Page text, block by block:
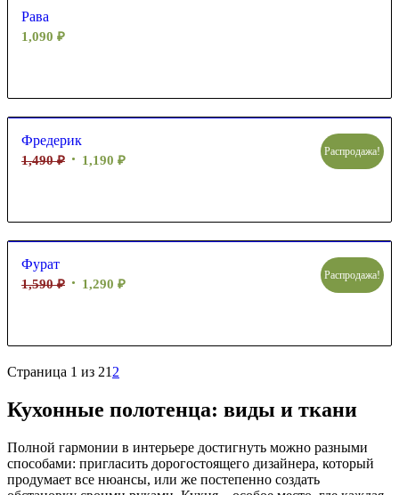
Рава
1,090 ₽
Фредерик
1,490₽ 1,190 ₽
Распродажа!
Фурат
1,590₽ 1,290 ₽
Распродажа!
Страница 1 из 21 2
Кухонные полотенца: виды и ткани
Полной гармонии в интерьере достигнуть можно разными
способами: пригласить дорогостоящего дизайнера, который
продумает все нюансы, или же постепенно создать